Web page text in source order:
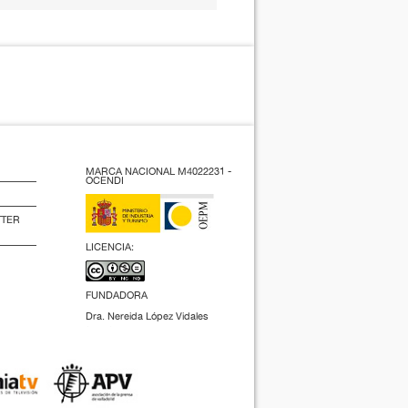
MARCA NACIONAL M4022231 -
OCENDI
LICENCIA:
FUNDADORA
Dra. Nereida López Vidales